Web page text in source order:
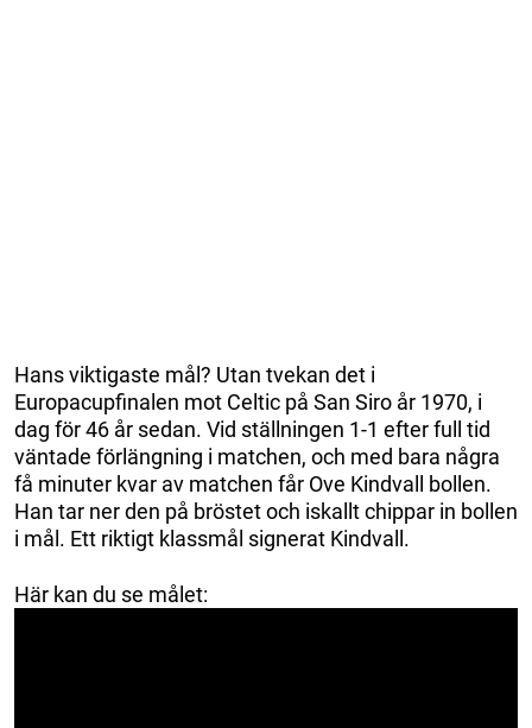
Hans viktigaste mål? Utan tvekan det i
Europacupfinalen mot Celtic på San Siro år 1970, i
dag för 46 år sedan. Vid ställningen 1-1 efter full tid
väntade förlängning i matchen, och med bara några
få minuter kvar av matchen får Ove Kindvall bollen.
Han tar ner den på bröstet och iskallt chippar in bollen
i mål. Ett riktigt klassmål signerat Kindvall.
Här kan du se målet: